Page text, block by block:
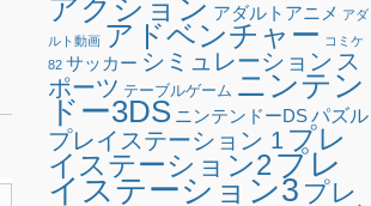
アクション アダルトアニメ アダ
ルト動画 アドベンチャー コミケ
82 サッカー シミュレーション ス
ポーツ テーブルゲーム ニンテン
ドー3DS ニンテンドーDSパズル
プレイステーション 1 プレ
イステーション2プレ
イステーション3 プレ